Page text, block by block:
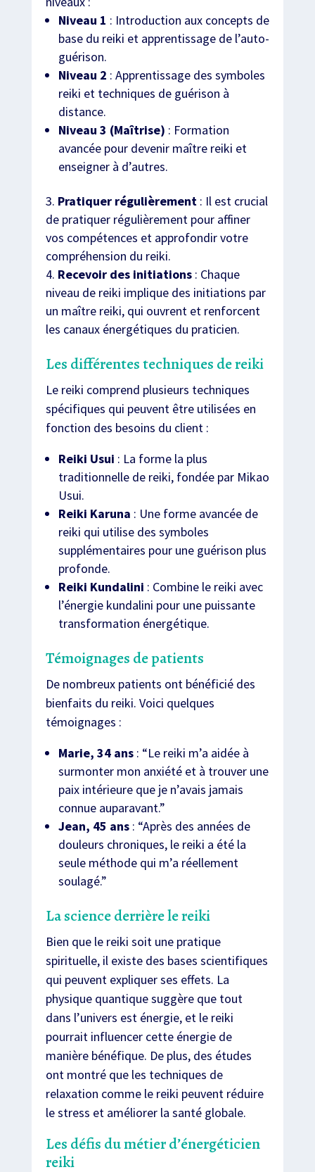
Niveau 1 : Introduction aux concepts de
base du reiki et apprentissage de l’auto-
guérison.
Niveau 2 : Apprentissage des symboles
reiki et techniques de guérison à
distance.
Niveau 3 (Maîtrise) : Formation
avancée pour devenir maître reiki et
enseigner à d’autres.
Pratiquer régulièrement: Il est crucial
de pratiquer régulièrement pour affiner
vos compétences et approfondir votre
compréhension du reiki.
Recevoir des initiations: Chaque
niveau de reiki implique des initiations par
un maître reiki, qui ouvrent et renforcent
les canaux énergétiques du praticien.
Les différentes techniques de reiki
Le reiki comprend plusieurs techniques
spécifiques qui peuvent être utilisées en
fonction des besoins du client :
Reiki Usui : La forme la plus
traditionnelle de reiki, fondée par Mikao
Usui.
Reiki Karuna : Une forme avancée de
reiki qui utilise des symboles
supplémentaires pour une guérison plus
profonde.
Reiki Kundalini : Combine le reiki avec
l’énergie kundalini pour une puissante
transformation énergétique.
Témoignages de patients
De nombreux patients ont bénéficié des
bienfaits du reiki. Voici quelques
témoignages :
Marie, 34 ans: “Le reiki m’a aidée à
surmonter mon anxiété et à trouver une
paix intérieure que je n’avais jamais
connue auparavant.”
Jean, 45 ans: “Après des années de
douleurs chroniques, le reiki a été la
seule méthode qui m’a réellement
soulagé.”
La science derrière le reiki
Bien que le reiki soit une pratique
spirituelle, il existe des bases scientifiques
qui peuvent expliquer ses effets. La
physique quantique suggère que tout
dans l’univers est énergie, et le reiki
pourrait influencer cette énergie de
manière bénéfique. De plus, des études
ont montré que les techniques de
relaxation comme le reiki peuvent réduire
le stress et améliorer la santé globale.
Les défis du métier d’énergéticien
reiki